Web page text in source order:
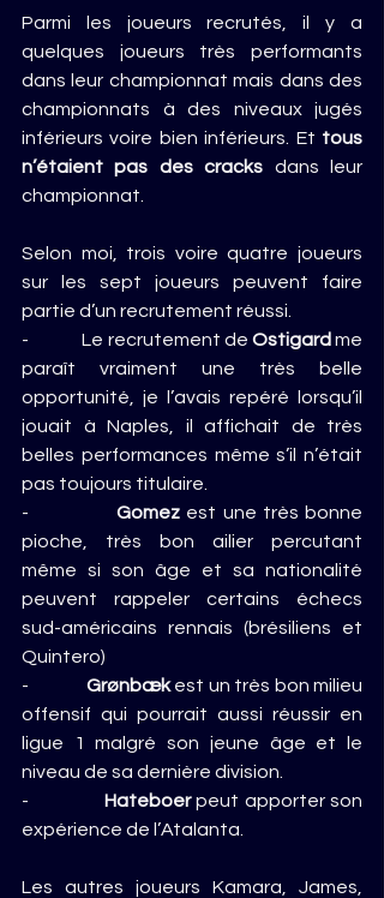
Parmi les joueurs recrutés, il y a
quelques joueurs très performants
dans leur championnat mais dans des
championnats à des niveaux jugés
inférieurs voire bien inférieurs. Et tous
n’étaient pas des cracks dans leur
championnat.
Selon moi, trois voire quatre joueurs
sur les sept joueurs peuvent faire
partie d’un recrutement réussi.
-              Le recrutement de Ostigard me
paraît vraiment une très belle
opportunité, je l’avais repéré lorsqu’il
jouait à Naples, il affichait de très
belles performances même s’il n’était
pas toujours titulaire.
- Gomez est une très bonne
pioche, très bon ailier percutant
même si son âge et sa nationalité
peuvent rappeler certains échecs
sud-américains rennais (brésiliens et
Quintero)
- Grønbæk est un très bon milieu
offensif qui pourrait aussi réussir en
ligue 1 malgré son jeune âge et le
niveau de sa dernière division.
- Hateboer peut apporter son
expérience de l’Atalanta.
Les autres joueurs Kamara, James,